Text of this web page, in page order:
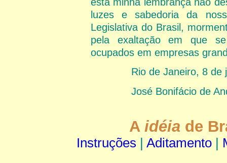
luzes e sabedoria da
Legislativa do Brasil,
pela exaltação em que
ocupados em empresas
Rio de Janeiro, 8 de
José Bonifácio de
A idéiade
Instruções Aditamento|